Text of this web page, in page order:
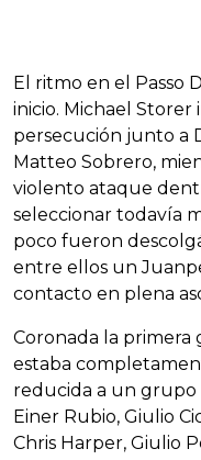
El ritmo en el Passo
inicio. Michael
persecución junto a
Matteo Sobrero,
violento ataque
seleccionar todavía
poco fueron
entre ellos un
contacto en plena
Coronada la primera
estaba
reducida a un grupo
Einer Rubio, Giulio
Chris Harper, Giulio